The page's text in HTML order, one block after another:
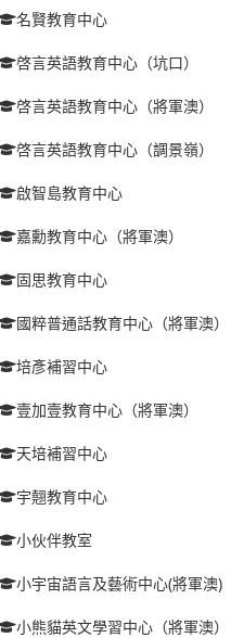
名賢教育中心
啓言英語教育中心（坑口）
啓言英語教育中心（將軍澳）
啓言英語教育中心（調景嶺）
啟智島教育中心
嘉勳教育中心（將軍澳）
固思教育中心
國粹普通話教育中心（將軍澳）
培彥補習中心
壹加壹教育中心（將軍澳）
天培補習中心
宇翹教育中心
小伙伴教室
小宇宙語言及藝術中心(將軍澳)
小熊貓英文學習中心（將軍澳）